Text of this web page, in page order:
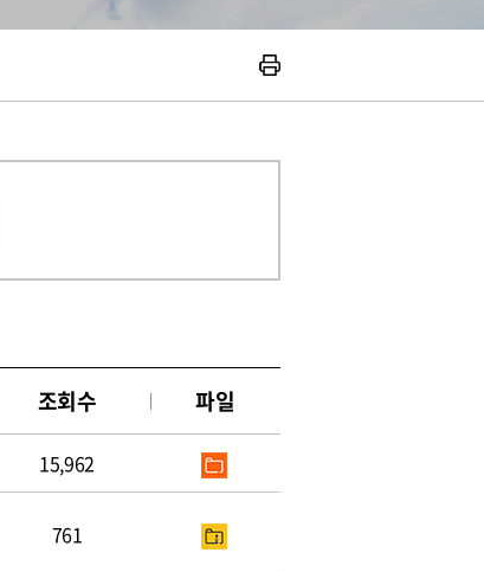
조회수 파일
15,962
761